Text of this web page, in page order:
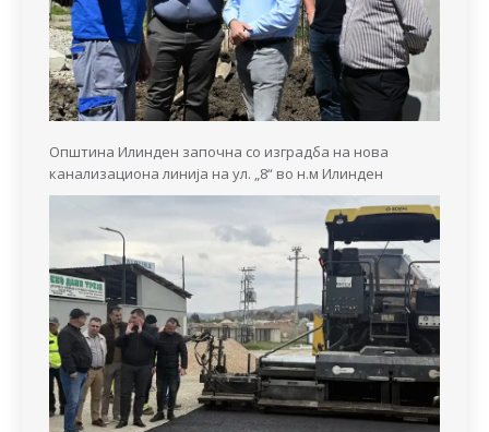
Општина Илинден започна со изградба на нова
канализациона линија на ул. „8“ во н.м Илинден